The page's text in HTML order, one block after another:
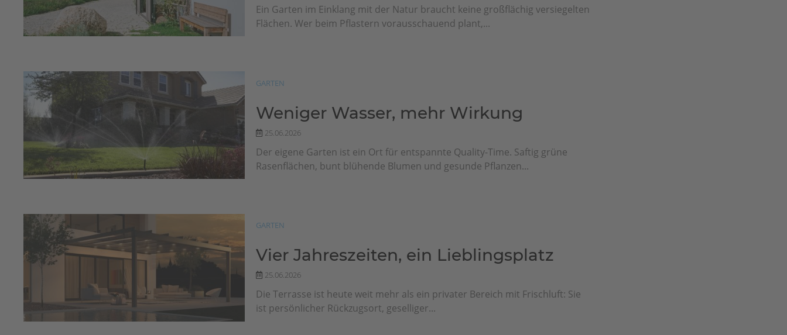
Ein Garten im Einklang mit der Natur braucht keine großflächig versiegelten
Flächen. Wer beim Pflastern vorausschauend plant,...
GARTEN
Weniger Wasser, mehr Wirkung
25.06.2026
Der eigene Garten ist ein Ort für entspannte Quality-Time. Saftig grüne
Rasenflächen, bunt blühende Blumen und gesunde Pflanzen...
GARTEN
Vier Jahreszeiten, ein Lieblingsplatz
25.06.2026
Die Terrasse ist heute weit mehr als ein privater Bereich mit Frischluft: Sie
ist persönlicher Rückzugsort, geselliger...